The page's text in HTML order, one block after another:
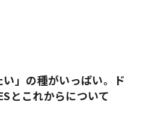
い」の種がいっぱい。ド
とこれからについて